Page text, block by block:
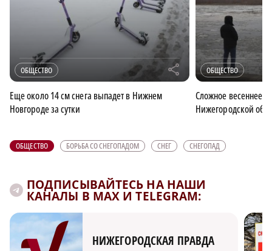
ОБЩЕСТВО r
Еще около 14 см снега выпадет в Нижнем
Новгороде за сутки
ОБЩЕСТВО
Сложное весеннее
Нижегородской
ОБЩЕСТВО БОРЬБА СО СНЕГОПАДОМ СНЕГ СНЕГОПАД
ПОДПИСЫВАЙТЕСЬ НА НАШИ
КАНАЛЫ В MAX И TELEGRAM:
НИЖЕГОРОДСКАЯ ПРАВДА